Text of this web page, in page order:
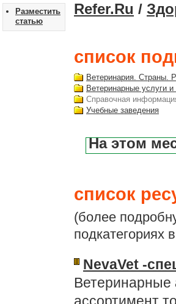
Разместить
статью
Refer.Ru /
список
Ветеринария. Страны.
Ветеринарные услуги и
Справочная
Учебные заведения
На этом
список
(более
подкатегориях
NevaVet -
Ветеринарные